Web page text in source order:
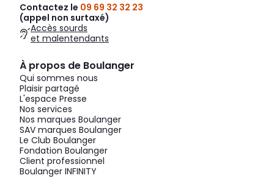
Contactez le 09 69 32 32 23
(appel non surtaxé)
Accès sourds
et malentendants
À propos de Boulanger
Qui sommes nous
Plaisir partagé
L'espace Presse
Nos services
Nos marques Boulanger
SAV marques Boulanger
Le Club Boulanger
Fondation Boulanger
Client professionnel
Boulanger INFINITY